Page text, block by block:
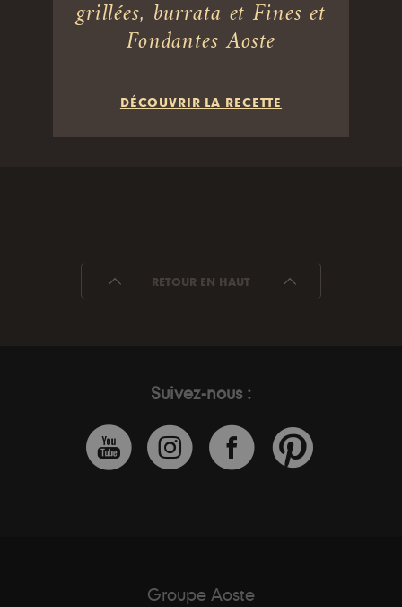
grillées, burrata et Fines et
Fondantes Aoste
DÉCOUVRIR LA RECETTE
RETOUR EN HAUT
Suivez-nous :
Groupe Aoste